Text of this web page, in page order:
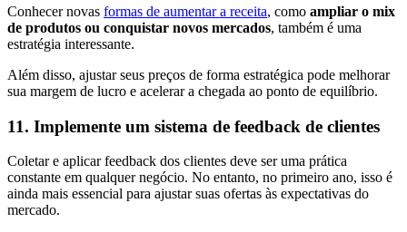
Conhecer novas formas de aumentar a receita, como ampliar o mix
de produtos ou conquistar novos mercados, também é uma
estratégia interessante.
Além disso, ajustar seus preços de forma estratégica pode melhorar
sua margem de lucro e acelerar a chegada ao ponto de equilíbrio.
11. Implemente um sistema de feedback de clientes
Coletar e aplicar feedback dos clientes deve ser uma prática
constante em qualquer negócio. No entanto, no primeiro ano, isso é
ainda mais essencial para ajustar suas ofertas às expectativas do
mercado.